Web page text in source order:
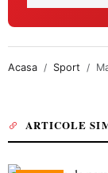
Acasa Sport
ARTICOLE